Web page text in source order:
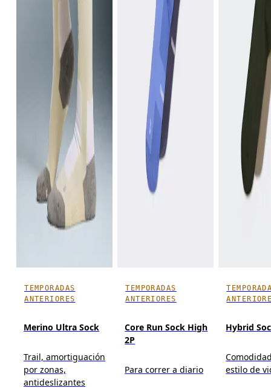
TEMPORADAS
ANTERIORES
Merino Ultra Sock
Trail, amortiguación
por zonas,
antideslizantes
TEMPORADAS
ANTERIORES
Core Run Sock High
2P
Para correr a diario
Hybrid
estilo de